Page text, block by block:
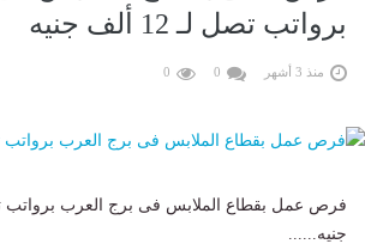
برواتب تصل لـ 12 ألف جنيه
منذ 3 أشهر 0
0
جنيه......